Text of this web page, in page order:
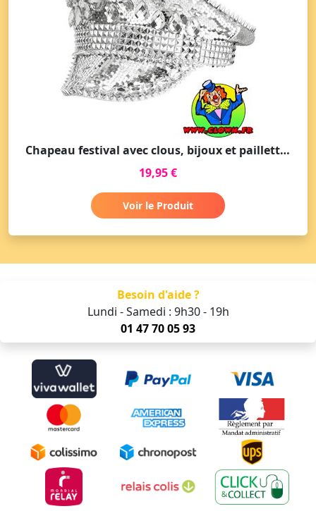
Chapeau festival avec clous, bijoux et paillettes argent
19,95 €
Voir le Produit
Besoin d'aide ?
Lundi - Samedi : 9h30 - 19h
01 47 70 05 93